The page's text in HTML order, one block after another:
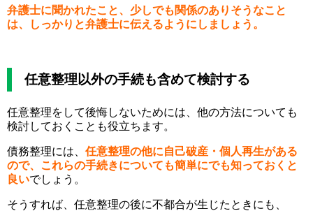
弁護士に聞かれたこと、少しでも関係のありそうなこと
は、しっかりと弁護士に伝えるようにしましょう。
任意整理以外の手続も含めて検討する
任意整理をして後悔しないためには、他の方法についても
検討しておくことも役立ちます。
債務整理には、 任意整理の他に自己破産・個人再生がある
ので、これらの手続きについても簡単にでも知っておくと
良いでしょう。
そうすれば、任意整理の後に不都合が生じたときにも、